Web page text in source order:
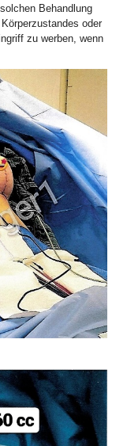
Behandlung
oder
zu werben, wenn